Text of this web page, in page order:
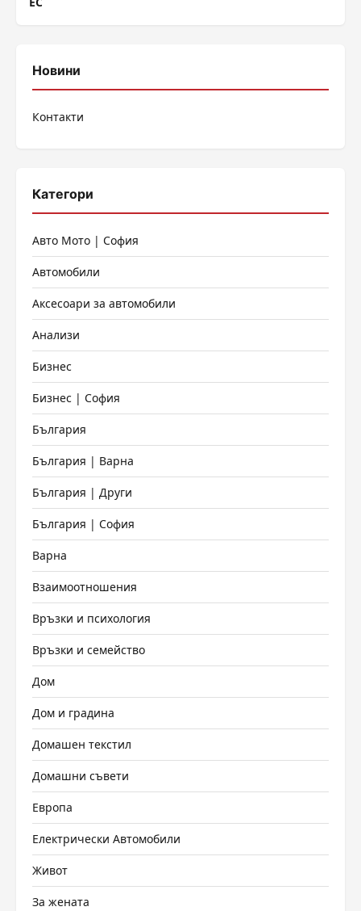
Новини
Контакти
Категори
Авто Мото | София
Автомобили
Аксесоари за автомобили
Анализи
Бизнес
Бизнес | София
България
България | Варна
България | Други
България | София
Варна
Взаимоотношения
Връзки и психология
Връзки и семейство
Дом
Дом и градина
Домашен текстил
Домашни съвети
Европа
Електрически Автомобили
Живот
За жената